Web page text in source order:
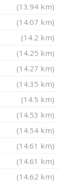
(13.94 km)
(14.07 km)
(14.2 km)
(14.25 km)
(14.27 km)
(14.35 km)
(14.5 km)
(14.53 km)
(14.54 km)
(14.61 km)
(14.61 km)
(14.62 km)